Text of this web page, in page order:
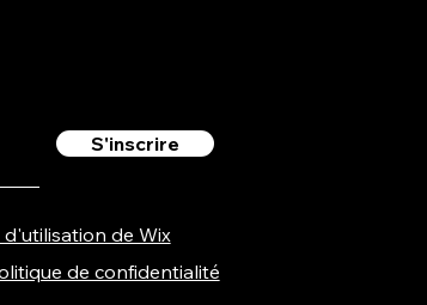
S'inscrire
de Wix
de confidentialité